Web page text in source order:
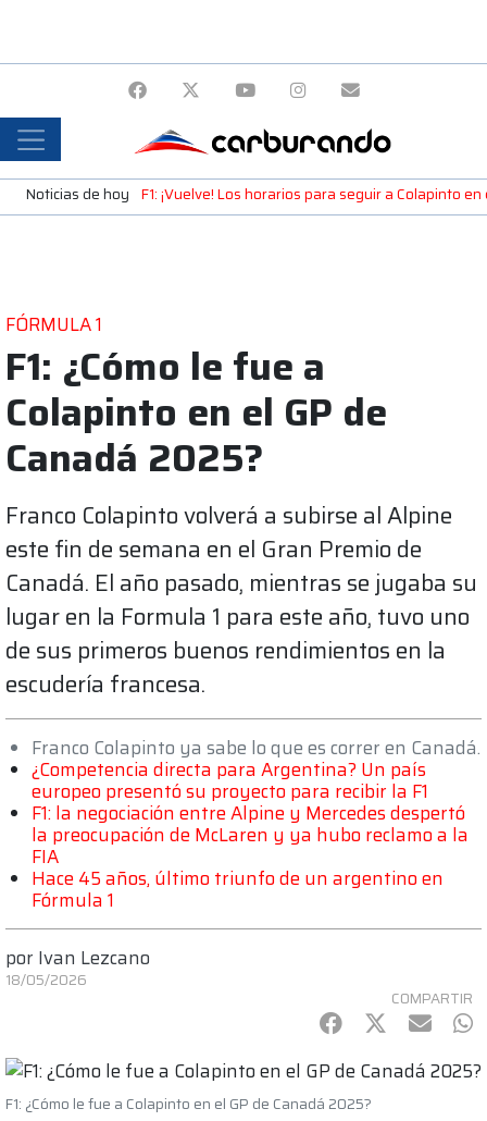
Noticias de hoy F1: ¡Vuelve! Los horarios para seguir a Colapinto en
FÓRMULA 1
F1: ¿Cómo le fue a
Colapinto en el GP de
Canadá 2025?
Franco Colapinto volverá a subirse al Alpine
este fin de semana en el Gran Premio de
Canadá. El año pasado, mientras se jugaba su
lugar en la Formula 1 para este año, tuvo uno
de sus primeros buenos rendimientos en la
escudería francesa.
Franco Colapinto ya sabe lo que es correr en Canadá.
¿Competencia directa para Argentina? Un país
europeo presentó su proyecto para recibir la F1
F1: la negociación entre Alpine y Mercedes despertó
la preocupación de McLaren y ya hubo reclamo a la
FIA
Hace 45 años, último triunfo de un argentino en
Fórmula 1
por Ivan Lezcano
18/05/2026
COMPARTIR
Facebook
Twitter
mail
F1: ¿Cómo le fue a Colapinto en el GP de Canadá 2025?